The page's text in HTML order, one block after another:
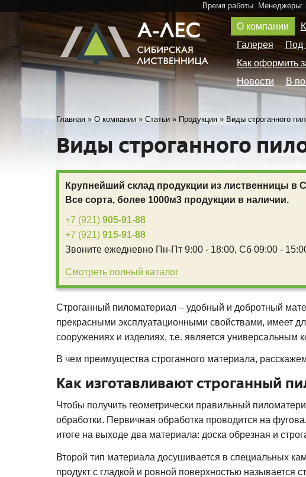
Время работы. Менеджеры:
О компании
Галерея
Под
Как оформить
Новости
В
Главная » О компании » Статьи » Продукция » Виды строганного
Виды строганного
Крупнейший склад продукции из лиственницы в
Все сорта, более 1000м3 продукции в наличии.
+7 (921) 905-91-88
+7 (921) 915-91-88
Звоните ежедневно Пн-Пт 9:00 - 18:00, Сб 09:00 -
Смотреть полный каталог
Строганный пиломатериал – удобный и добротный
прекрасными эксплуатационными свойствами, имеет
сооружениях и изделиях, т.е. является универсальным
В чем преимущества строганного материала,
Как изготавливают строганный
Чтобы получить геометрически правильный
обработки. Первичная обработка проводится на
итоге на выходе два материала: доска обрезная и
Второй тип материала досушивается в специальных
продукт с гладкой и ровной поверхностью называется